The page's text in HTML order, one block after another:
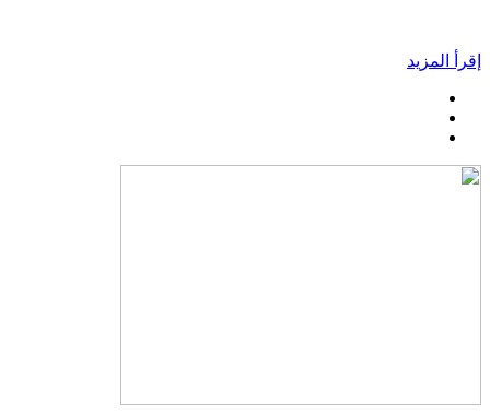
إقرأ المزيد